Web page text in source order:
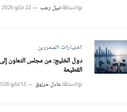
بواسطة نبيل رجب 22 مايو 2026
اختيارات المحررين
دول الخليج: من مجلس التعاون
القطيعة
بواسطة عادل مرزوق 12 مايو 2026